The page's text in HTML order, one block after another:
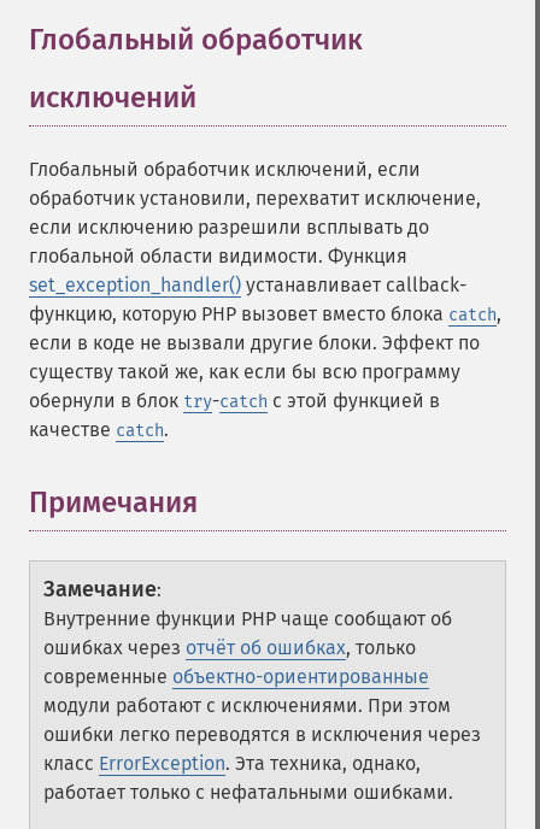
Глобальный обработчик
исключений
Глобальный обработчик исключений, если
обработчик установили, перехватит исключение,
если исключению разрешили всплывать до
глобальной области видимости. Функция
set_exception_handler() устанавливает callback-
функцию, которую PHP вызовет вместо блока catch,
если в коде не вызвали другие блоки. Эффект по
существу такой же, как если бы всю программу
обернули в блок try-catch с этой функцией в
качестве catch.
Примечания
Замечание:
Внутренние функции PHP чаще сообщают об
ошибках через отчёт об ошибках, только
современные объектно-ориентированные
модули работают с исключениями. При этом
ошибки легко переводятся в исключения через
класс ErrorException. Эта техника, однако,
работает только с нефатальными ошибками.